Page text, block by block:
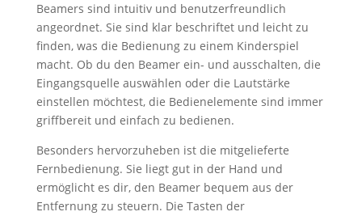
Beamers sind intuitiv und benutzerfreundlich
angeordnet. Sie sind klar beschriftet und leicht zu
finden, was die Bedienung zu einem Kinderspiel
macht. Ob du den Beamer ein- und ausschalten, die
Eingangsquelle auswählen oder die Lautstärke
einstellen möchtest, die Bedienelemente sind immer
griffbereit und einfach zu bedienen.
Besonders hervorzuheben ist die mitgelieferte
Fernbedienung. Sie liegt gut in der Hand und
ermöglicht es dir, den Beamer bequem aus der
Entfernung zu steuern. Die Tasten der